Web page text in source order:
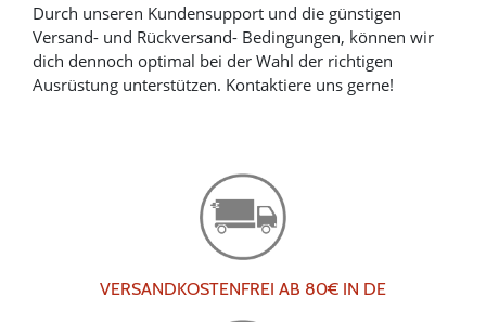
Durch unseren Kundensupport und die günstigen
Versand- und Rückversand- Bedingungen, können wir
dich dennoch optimal bei der Wahl der richtigen
Ausrüstung unterstützen. Kontaktiere uns gerne!
VERSANDKOSTENFREI AB 80€ IN DE